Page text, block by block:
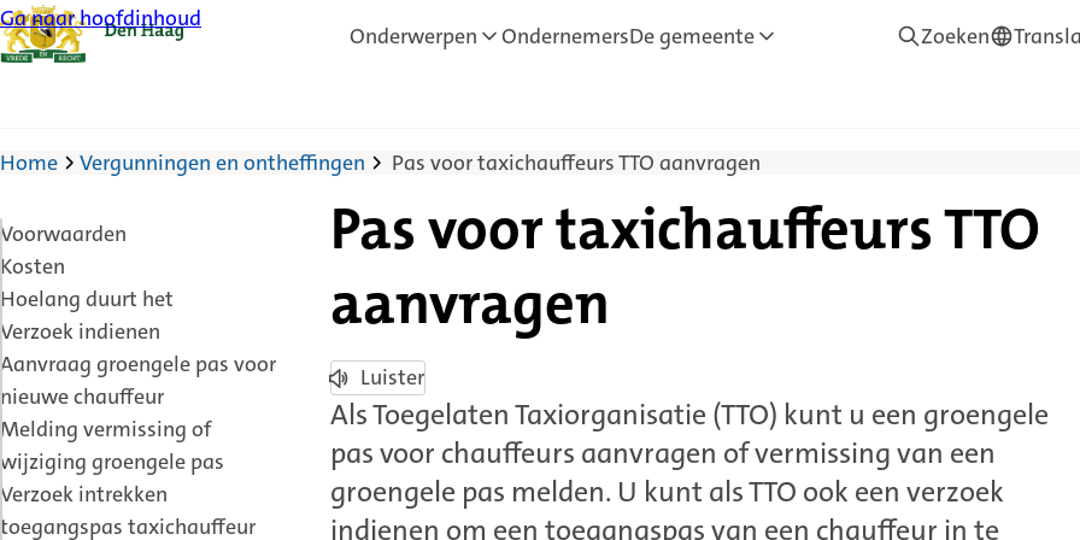
Ga naar hoofdinhoud
Onderwerpen OndernemersDe gemeente Zoeken—
Home Vergunningen en ontheffingen Pas voor taxichauffeurs TTO aanvragen
Voorwaarden
Kosten
Hoelang duurt het
Verzoek indienen
Aanvraag groengele pas voor
nieuwe chauffeur
Melding vermissing of
wijziging groengele pas
Verzoek intrekken
toegangspas taxichauffeur
Pas voor taxichauffeurs TTO
aanvragen
Luister
Als Toegelaten Taxiorganisatie (TTO) kunt u een groengele
pas voor chauffeurs aanvragen of vermissing van een
groengele pas melden. U kunt als TTO ook een verzoek
indienen om een toegangspas van een chauffeur in te